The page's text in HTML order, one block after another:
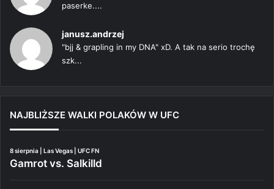
paserke....
janusz.andrzej
"bjj & grapling in my DNA" xD. A tak na serio trochę
szk...
NAJBLIŻSZE WALKI POLAKÓW W UFC
8 sierpnia | Las Vegas | UFC FN
Gamrot vs. Salkilld